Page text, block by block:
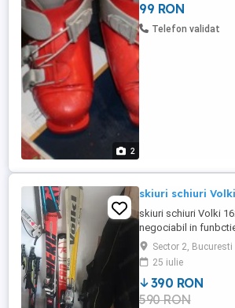
2
99 RON
Telefon validat
skiuri schiuri
skiuri schiuri Volki
negociabil in
piata. legaturile sunt
au multe reglaje
partie (au niste
Sector 2, Bucuresti
25 iulie
390 RON
590 RON